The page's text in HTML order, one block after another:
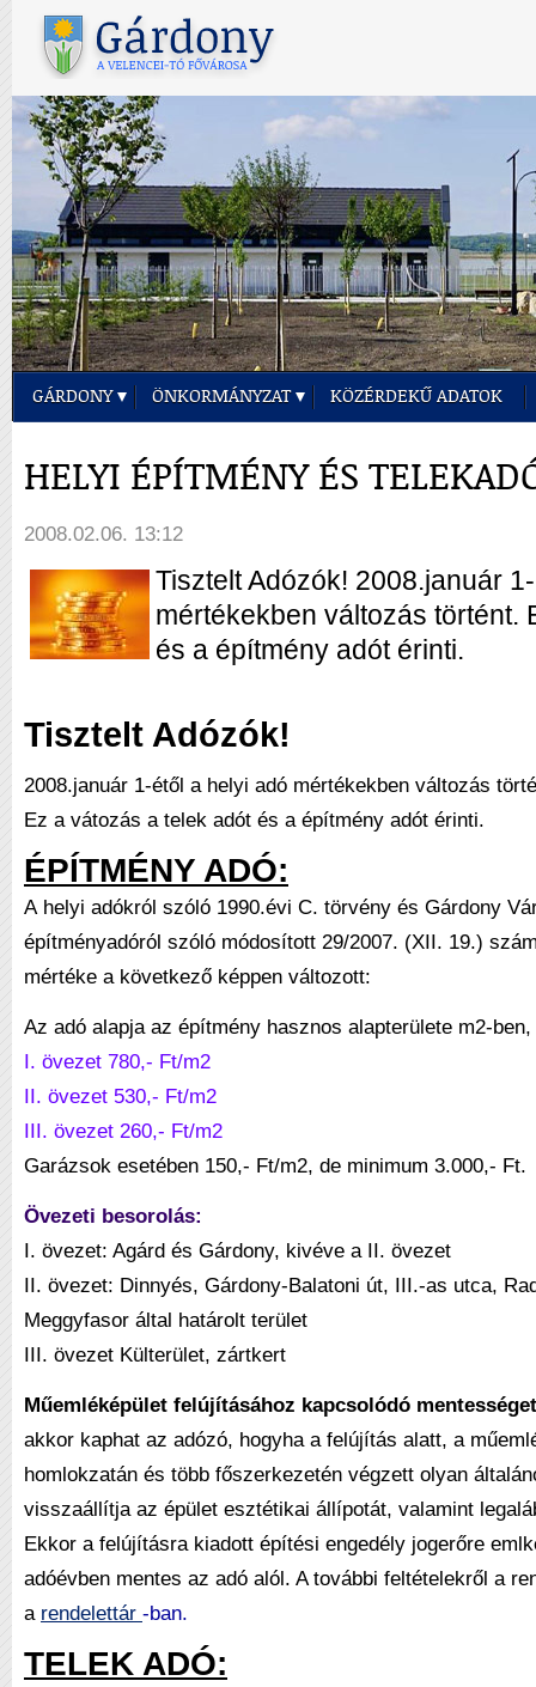
GÁRDONY ÖNKORMÁNYZAT KÖZÉRDEKŰ ADATOK
HELYI ÉPÍTMÉNY ÉS
2008.02.06. 13:12
Tisztelt Adózók! 2008.január
mértékekben változás történt.
és a építmény adót érinti.
Tisztelt Adózók!
2008.január 1-étől a helyi adó mértékekben változás
Ez a vátozás a telek adót és a építmény adót érinti.
ÉPÍTMÉNY ADÓ:
Ahelyi adókról szóló 1990.évi C. törvény és Gárdony
építményadóról szóló módosított 29/2007. (XII. 19.)
mértéke a következő képpen változott:
Az adó alapja az építmény hasznos alapterülete m2-
I. övezet 780,- Ft/m2
II. övezet 530,- Ft/m2
III. övezet 260,- Ft/m2
Garázsok esetében 150,- Ft/m2, de minimum 3.000,- Ft.
Övezeti besorolás:
I. övezet: Agárd és Gárdony, kivéve a II. övezet
II. övezet: Dinnyés, Gárdony-Balatoni út, III.-as utca,
Meggyfasor által határolt terület
III. övezet Külterület, zártkert
Műemléképület felújításához kapcsolódó
akkor kaphat az adózó, hogyha a felújítás alatt, a
homlokzatán és több főszerkezetén végzett olyan
visszaállítja az épület esztétikai állípotát, valamint
Ekkor a felújításra kiadott építési engedély jogerőre
adóévben mentes az adó alól. A további feltételekről a
a rendelettár -ban.
TELEK ADÓ: